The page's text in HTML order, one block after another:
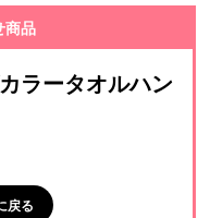
商品
ラータオルハン
戻る